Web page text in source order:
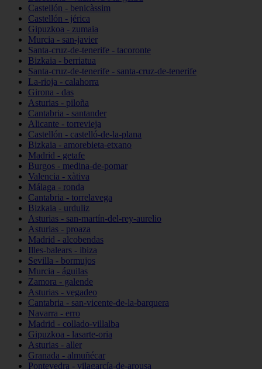
Castellón - benicàssim
Castellón - jérica
Gipuzkoa - zumaia
Murcia - san-javier
Santa-cruz-de-tenerife - tacoronte
Bizkaia - berriatua
Santa-cruz-de-tenerife - santa-cruz-de-tenerife
La-rioja - calahorra
Girona - das
Asturias - piloña
Cantabria - santander
Alicante - torrevieja
Castellón - castelló-de-la-plana
Bizkaia - amorebieta-etxano
Madrid - getafe
Burgos - medina-de-pomar
Valencia - xàtiva
Málaga - ronda
Cantabria - torrelavega
Bizkaia - urduliz
Asturias - san-martín-del-rey-aurelio
Asturias - proaza
Madrid - alcobendas
Illes-balears - ibiza
Sevilla - bormujos
Murcia - águilas
Zamora - galende
Asturias - vegadeo
Cantabria - san-vicente-de-la-barquera
Navarra - erro
Madrid - collado-villalba
Gipuzkoa - lasarte-oria
Asturias - aller
Granada - almuñécar
Pontevedra - vilagarcía-de-arousa